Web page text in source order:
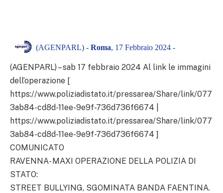
(AGENPARL) - Roma, 17 Febbraio 2024 -
(AGENPARL) – sab 17 febbraio 2024 Al link le immagini
dell’operazione [
https://www.poliziadistato.it/pressarea/Share/link/077
3ab84-cd8d-11ee-9e9f-736d736f6674 |
https://www.poliziadistato.it/pressarea/Share/link/077
3ab84-cd8d-11ee-9e9f-736d736f6674 ]
COMUNICATO
RAVENNA- MAXI OPERAZIONE DELLA POLIZIA DI
STATO:
STREET BULLYING, SGOMINATA BANDA FAENTINA.